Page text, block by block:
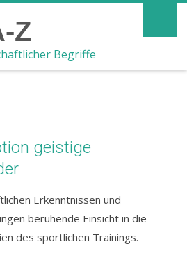
Z
Begriffe
geistige
Erkenntnissen und
beruhende Einsicht in die
des sportlichen Trainings.